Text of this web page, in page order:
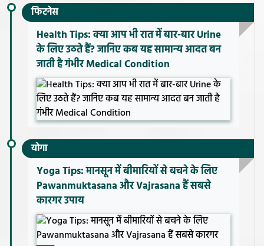
फिटनेस
Health Tips: क्या आप भी रात में बार-बार Urine
के लिए उठते हैं? जानिए कब यह सामान्य आदत बन
जाती है गंभीर Medical Condition
योगा
Yoga Tips: मानसून में बीमारियों से बचने के लिए
Pawanmuktasana और Vajrasana हैं सबसे
कारगर उपाय